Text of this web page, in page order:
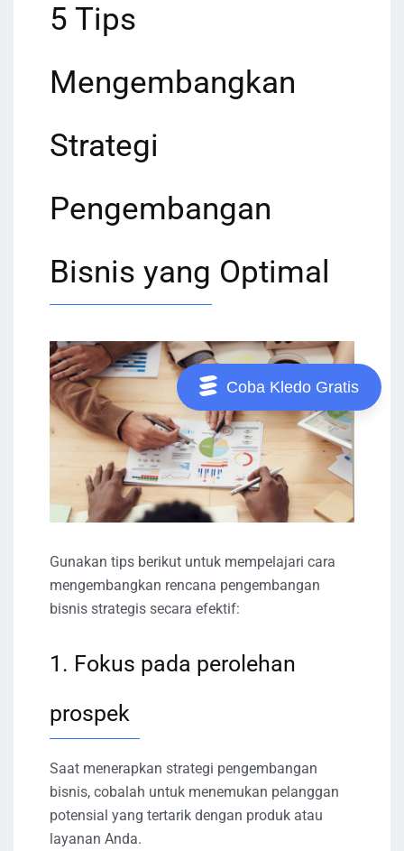
5 Tips
Mengembangkan
Strategi
Pengembangan
Bisnis yang Optimal
Gunakan tips berikut untuk mempelajari cara
mengembangkan rencana pengembangan
bisnis strategis secara efektif:
1. Fokus pada perolehan
prospek
Saat menerapkan strategi pengembangan
bisnis, cobalah untuk menemukan pelanggan
potensial yang tertarik dengan produk atau
layanan Anda.
Coba Kledo Gratis